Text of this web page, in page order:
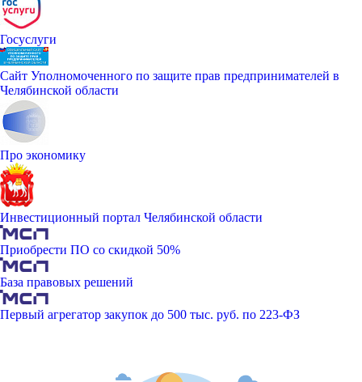
Госуслуги
Сайт Уполномоченного по защите прав предпринимателей в
Челябинской области
Про экономику
Инвестиционный портал Челябинской области
Приобрести ПО со скидкой 50%
База правовых решений
Первый агрегатор закупок до 500 тыс. руб. по 223-ФЗ